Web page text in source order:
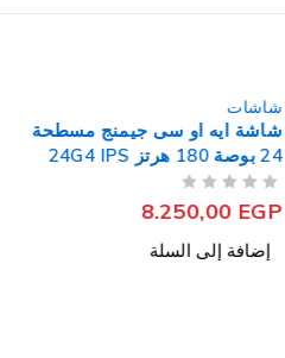
شاشات
شاشة ايه او سى جيمنج مسطحة
24 بوصة 180 هرتز 24G4 IPS
FHD
8.250,00 EGP
إضافة إلى السلة